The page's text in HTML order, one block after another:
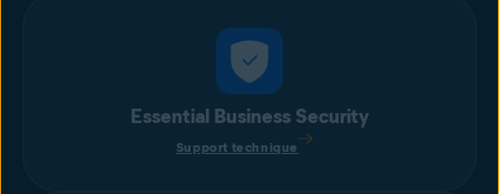
Essential Business Security
Support technique